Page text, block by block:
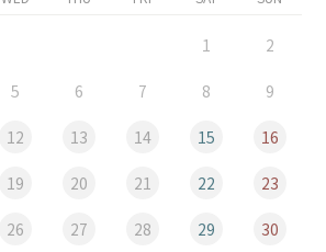
1 2
5 6 7 8 9
12 13 14 15 16
19 20 21 22 23
26 27 28 29 30